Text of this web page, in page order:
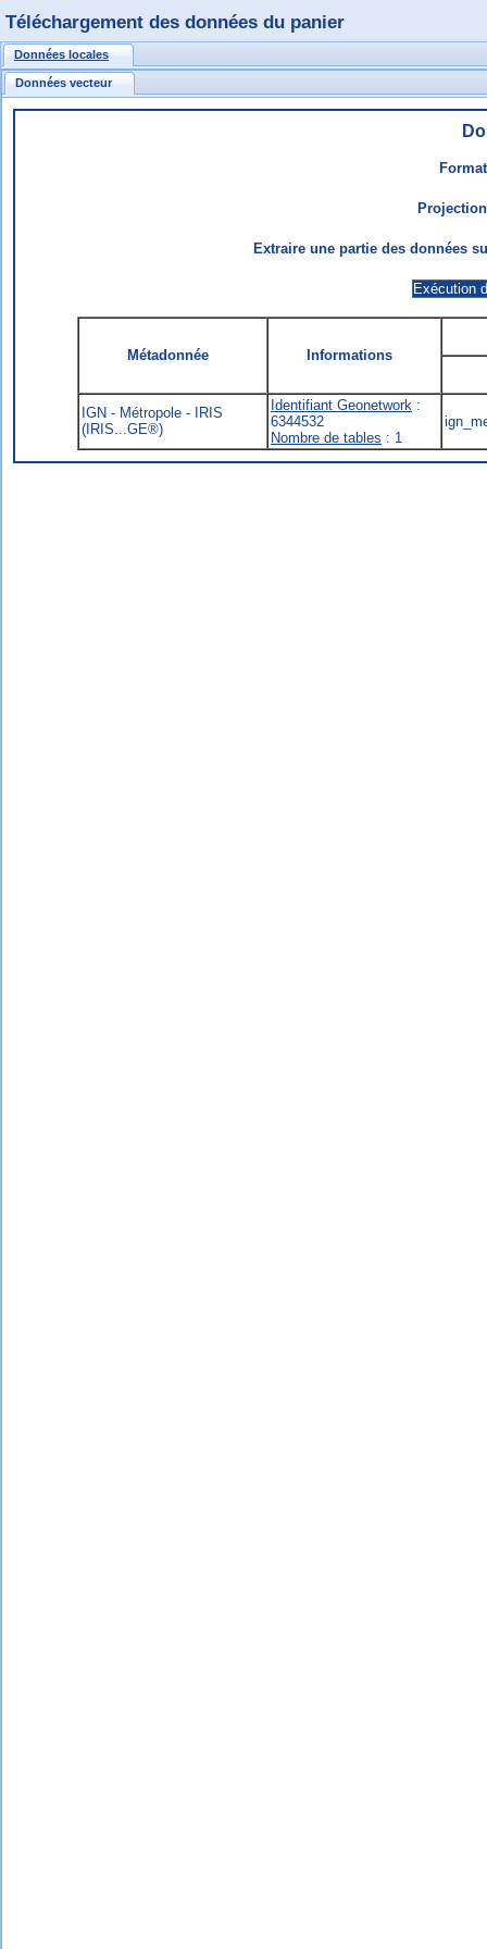
Données locales
Données vecteur
Extraire une partie des données
Métadonnée Informations
IGN - Métropole - IRIS
(IRIS...GE®)
Identifiant Geonetwork :
6344532
Nombre de tables : 1
Téléchargement des données du panier